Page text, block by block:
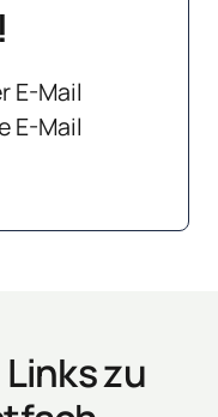
E-Mail
E-Mail
zu